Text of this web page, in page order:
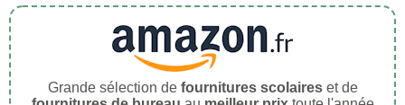
Grande sélection de fournitures scolaireset de